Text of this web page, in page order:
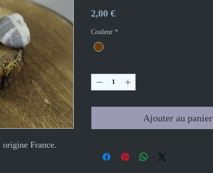
France.
2,00 €Prix
Couleur *
Ajouter au panier